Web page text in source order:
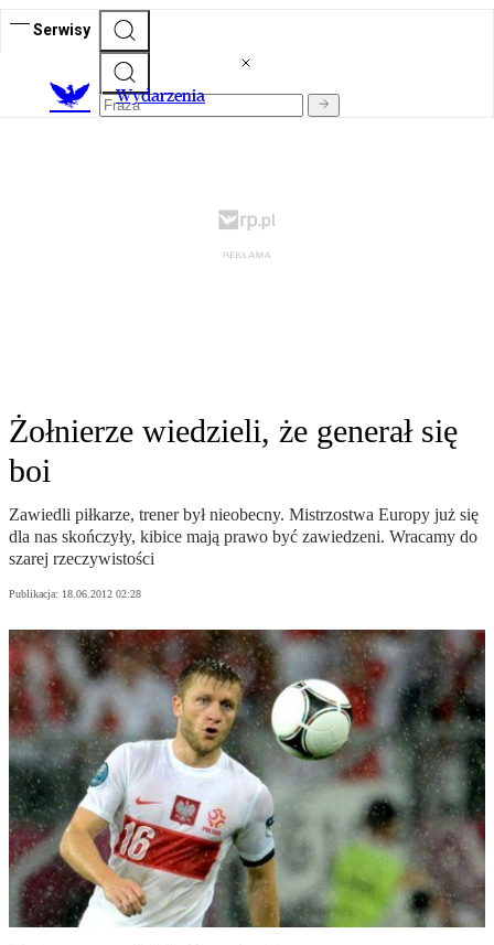
Serwisy
Wydarzenia
Żołnierze wiedzieli, że generał się
boi
Zawiedli piłkarze, trener był nieobecny. Mistrzostwa Europy już się
dla nas skończyły, kibice mają prawo być zawiedzeni. Wracamy do
szarej rzeczywistości
Publikacja: 18.06.2012 02:28